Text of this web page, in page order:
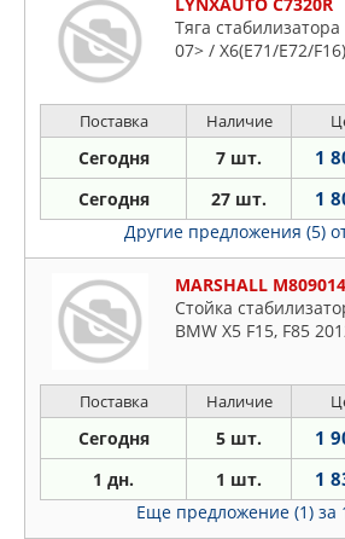
Тяга
07> / X6(E71/E72/
Поставка Наличие
Сегодня 7 шт. 1
Сегодня 27 шт. 1
Другие предложения (5)
MARSHALL
Стойка
BMW X5 F15, F85
Поставка Наличие
Сегодня 5 шт. 1
1 дн. 1 шт. 1
Еще предложение (1) за